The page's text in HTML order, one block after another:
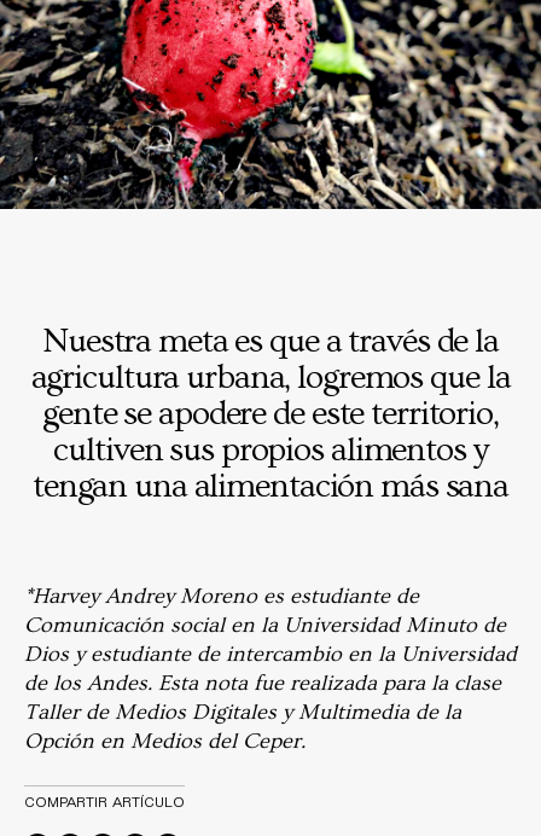
Nuestra meta es que a través de la
agricultura urbana, logremos que la
gente se apodere de este territorio,
cultiven sus propios alimentos y
tengan una alimentación más sana
*Harvey Andrey Moreno es estudiante de
Comunicación social en la Universidad Minuto de
Dios y estudiante de intercambio en la Universidad
de los Andes. Esta nota fue realizada para la clase
Taller de Medios Digitales y Multimedia de la
Opción en Medios del Ceper.
COMPARTIR ARTÍCULO